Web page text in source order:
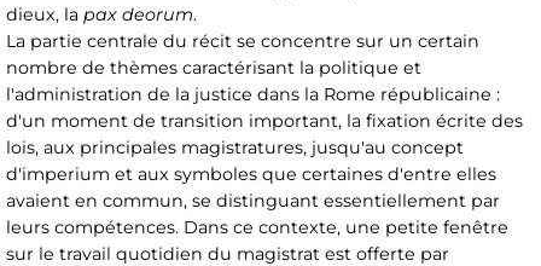
dieux, la pax deorum.
La partie centrale du récit se concentre sur un certain
nombre de thèmes caractérisant la politique et
l'administration de la justice dans la Rome républicaine :
d'un moment de transition important, la fixation écrite des
lois, aux principales magistratures, jusqu'au concept
d'imperium et aux symboles que certaines d'entre elles
avaient en commun, se distinguant essentiellement par
leurs compétences. Dans ce contexte, une petite fenêtre
sur le travail quotidien du magistrat est offerte par